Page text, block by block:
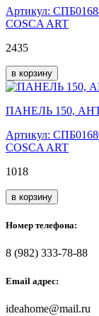
Артикул:
COSCA ART
2435
в корзину
ПАНЕЛЬ 150,
Артикул:
COSCA ART
1018
в корзину
Номер телефона:
8 (982) 333-78-88
Email адрес:
ideahome@mail.ru